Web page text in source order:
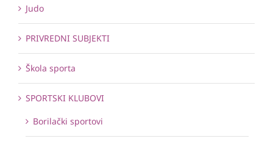
Judo
PRIVREDNI SUBJEKTI
Škola sporta
SPORTSKI KLUBOVI
Borilački sportovi